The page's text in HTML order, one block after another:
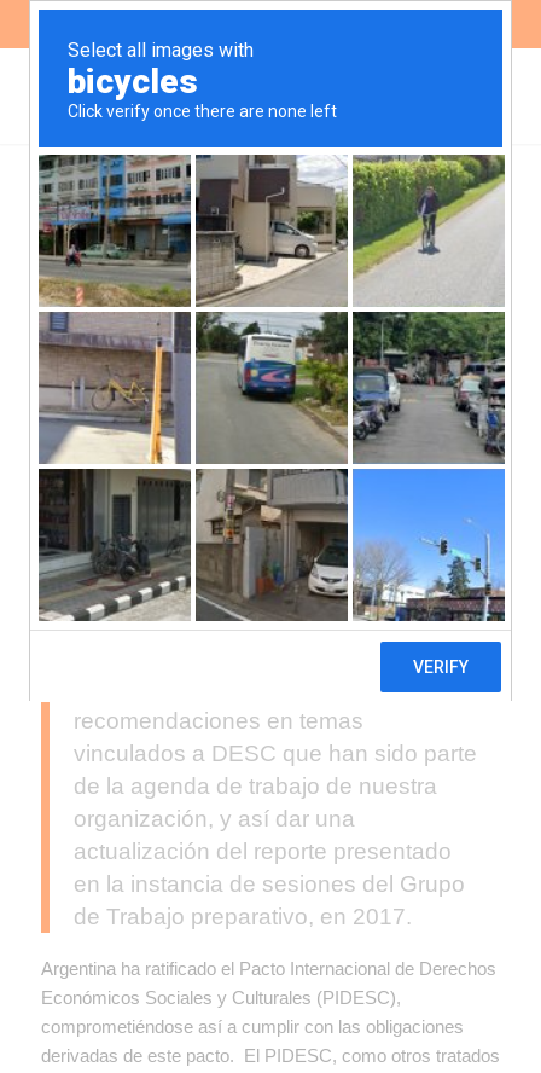
AMBIENTE , DEMOCRACIA , GÉNERO , NOTICIAS , SALUD
Presentación de informes
ante el Comité de DESC
En colaboración con otras
organizaciones de la sociedad civil,
realizamos varias presentaciones de
informes ante el
Comité de Derechos
Económicos Sociales y Culturales
(DESC) para su período de sesiones
N° 64. A través de ellos pretendemos
acercar observaciones críticas y
recomendaciones en temas
vinculados a DESC que han sido parte
de la agenda de trabajo de nuestra
organización, y así dar una
actualización del reporte presentado
en la instancia de sesiones del Grupo
de Trabajo preparativo, en 2017.
Argentina ha ratificado el Pacto Internacional de Derechos
Económicos Sociales y Culturales (PIDESC),
comprometiéndose así a cumplir con las obligaciones
derivadas de este pacto. El PIDESC, como otros tratados